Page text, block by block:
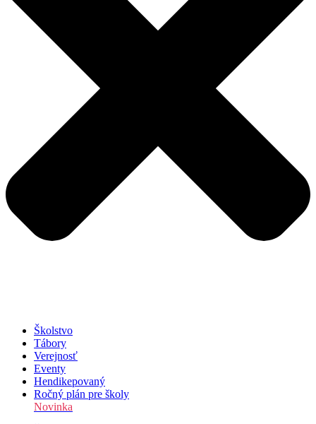
Školstvo
Tábory
Verejnosť
Eventy
Hendikepovaný
Ročný plán pre školy
Novinka